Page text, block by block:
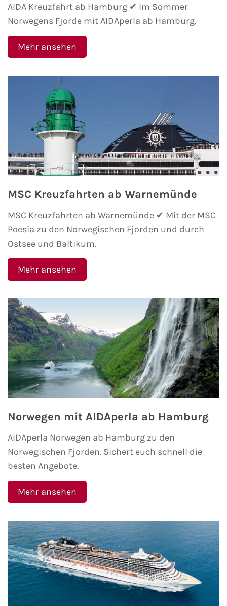
Flusskreuzfahrten
A-ROSA Flusskreuzfahrten
VIVA Cruises Flusskreuzfahrten
nicko cruises Flusskreuzfahrten
Plantours Flusskreuzfahrten
1AVista Flusskreuzfahrten
Phoenix Reisen Flusskreuzfahrten
Fähren
Finnlines
FRS Baltic
Scandlines
Stena Line
Fähre nach Dänemark
Fähre nach Norwegen
Fähre nach Schweden
Fähre nach Finnland
Fähre nach England
Fähre nach Litauen
Fähre nach Lettland
Wissenswertes
AIDA Kreuzfahrt ab Hamburg ✔ Im Sommer
Norwegens Fjorde mit AIDAperla ab Hamburg.
Mehr ansehen
MSC Kreuzfahrten ab Warnemünde
MSC Kreuzfahrten ab Warnemünde ✔ Mit der MSC
Poesia zu den Norwegischen Fjorden und durch
Ostsee und Baltikum.
Mehr ansehen
Norwegen mit AIDAperla ab Hamburg
AIDAperla Norwegen ab Hamburg zu den
Norwegischen Fjorden. Sichert euch schnell die
besten Angebote.
Mehr ansehen